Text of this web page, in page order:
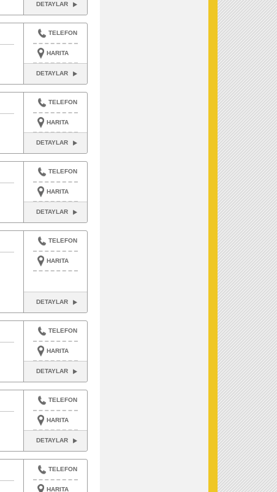
DETAYLAR
TELEFON
HARITA
DETAYLAR
TELEFON
HARITA
DETAYLAR
TELEFON
HARITA
DETAYLAR
TELEFON
HARITA
DETAYLAR
TELEFON
HARITA
DETAYLAR
TELEFON
HARITA
DETAYLAR
TELEFON
HARITA